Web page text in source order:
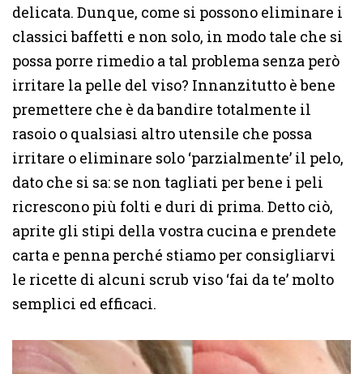
delicata. Dunque, come si possono eliminare i
classici baffetti e non solo, in modo tale che si
possa porre rimedio a tal problema senza però
irritare la pelle del viso? Innanzitutto è bene
premettere che è da bandire totalmente il
rasoio o qualsiasi altro utensile che possa
irritare o eliminare solo ‘parzialmente’ il pelo,
dato che si sa: se non tagliati per bene i peli
ricrescono più folti e duri di prima. Detto ciò,
aprite gli stipi della vostra cucina e prendete
carta e penna perché stiamo per consigliarvi
le ricette di alcuni scrub viso ‘fai da te’ molto
semplici ed efficaci.